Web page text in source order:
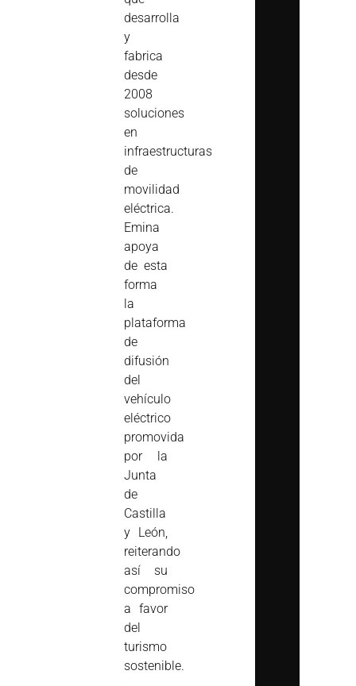
desarrolla
y
fabrica
desde
2008
soluciones
en
infraestructuras
de
movilidad
eléctrica.
Emina
apoya
de esta
forma
la
plataforma
de
difusión
del
vehículo
eléctrico
promovida
por la
Junta
de
Castilla
y León,
reiterando
así su
compromiso
a favor
del
turismo
sostenible.